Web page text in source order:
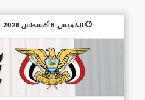
الخميس, 6 أغسطس 2026